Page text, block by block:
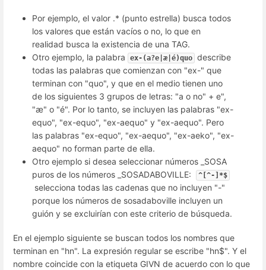
Por ejemplo, el valor .* (punto estrella) busca todos
los valores que están vacíos o no, lo que en
realidad busca la existencia de una TAG.
Otro ejemplo, la palabra
ex-(a?e|æ|é)quo describe
todas las palabras que comienzan con "ex-" que
terminan con "quo", y que en el medio tienen uno
de los siguientes 3 grupos de letras: "a o no" + e",
"æ" o "é". Por lo tanto, se incluyen las palabras "ex-
equo", "ex-equo", "ex-aequo" y "ex-aequo". Pero
las palabras "ex-equo", "ex-aequo", "ex-aeko", "ex-
aequo" no forman parte de ella.
Otro ejemplo si desea seleccionar números _SOSA
puros de los números _SOSADABOVILLE:
^[^-]*$
selecciona todas las cadenas que no incluyen "-"
porque los números de sosadaboville incluyen un
guión y se excluirían con este criterio de búsqueda.
En el ejemplo siguiente se buscan todos los nombres que
terminan en "hn". La expresión regular se escribe "hn$". Y el
nombre coincide con la etiqueta GIVN de acuerdo con lo que